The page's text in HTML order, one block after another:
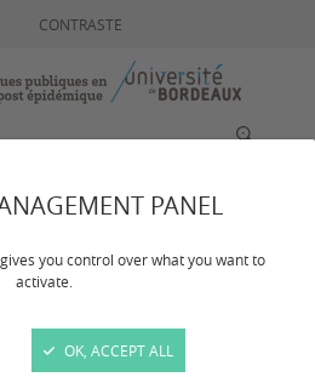
PANEL
you control over what you want to
activate.
OK, ACCEPT ALL
CONTRASTE